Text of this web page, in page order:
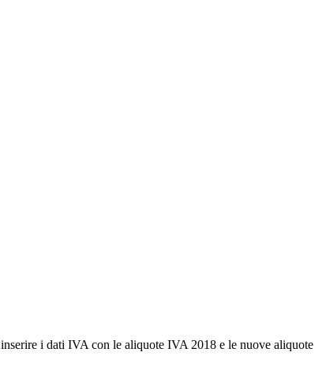
i dati IVA con le aliquote IVA 2018 e le nuove aliquote